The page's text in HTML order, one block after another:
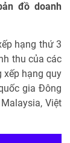
đồ doanh
hạng thứ 3
thu của các
xếp hạng quy
gia Đông
Việt